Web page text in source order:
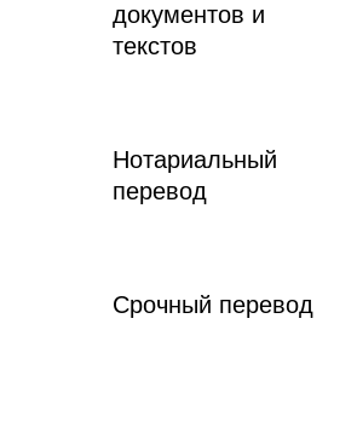
документов и
текстов
Нотариальный
перевод
Срочный перевод